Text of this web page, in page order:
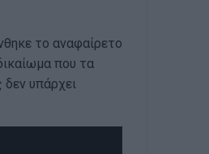
το αναφαίρετο
που τα
δεν υπάρχει